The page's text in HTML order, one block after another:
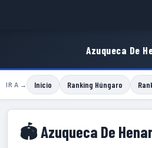
Azuqueca De
IR A → Inicio Ranking Húngaro
🏟 Azuqueca De